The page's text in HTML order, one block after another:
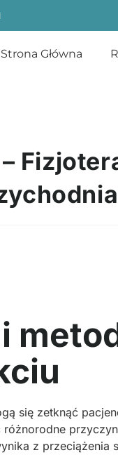
Strona Główna
–
się zetknąć
z przeciążenia